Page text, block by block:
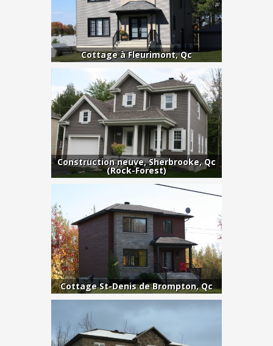
Cottage à Fleurimont, Qc
Construction neuve, Sherbrooke, Qc
(Rock-Forest)
Cottage St-Denis de Brompton, Qc